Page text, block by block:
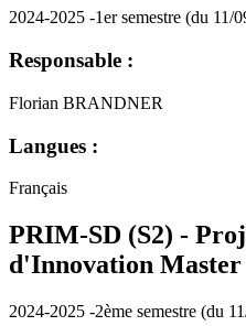
2024-2025 -1er semestre (du 11/
Responsable :
Florian BRANDNER
Langues :
Français
PRIM-SD (S2) -
d'Innovation
2024-2025 -2ème semestre (du